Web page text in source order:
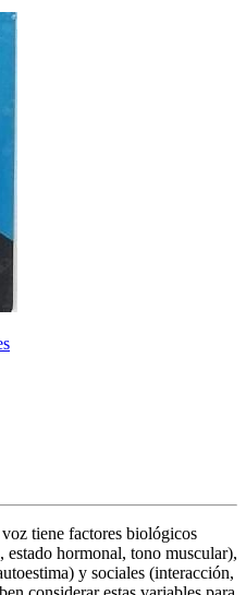
tiene factores biológicos
estado hormonal, tono muscular),
y sociales (interacción,